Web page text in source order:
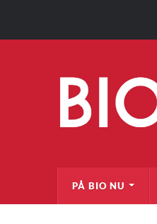
PÅ BIO NU